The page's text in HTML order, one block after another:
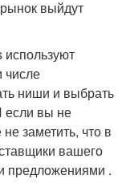
выйдут
используют
числе
ниши и выбрать
если вы не
заметить, что в
вашего
предложениями .